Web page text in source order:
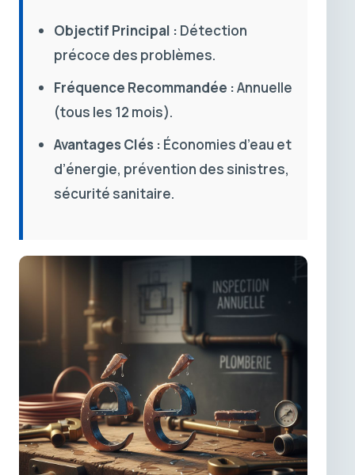
Objectif Principal : Détection
précoce des problèmes.
Fréquence Recommandée :Annuelle
(tous les 12 mois).
Avantages Clés : Économies d’eau et
d’énergie, prévention des sinistres,
sécurité sanitaire.